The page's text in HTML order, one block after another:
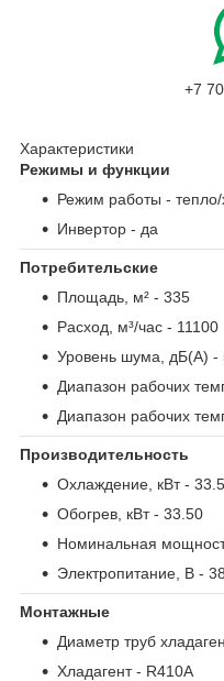
+7
Характеристики
Режимы и функции
Режим работы -
Инвертор - да
Потребительские
Площадь, м² - 335
Расход, м³/час - 11100
Уровень шума, дБ(А) -
Диапазон рабочих
Диапазон рабочих
Производительность
Охлаждение, кВт-
Обогрев, кВт- 33.50
Номинальная
Электропитание, В -
Монтажные
Диаметр труб
Хладагент- R410A